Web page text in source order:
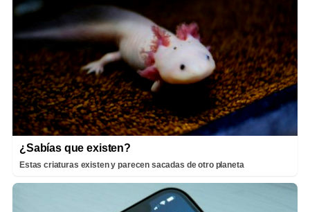
¿Sabías que existen?
Estas criaturas existen y parecen sacadas de otro planeta